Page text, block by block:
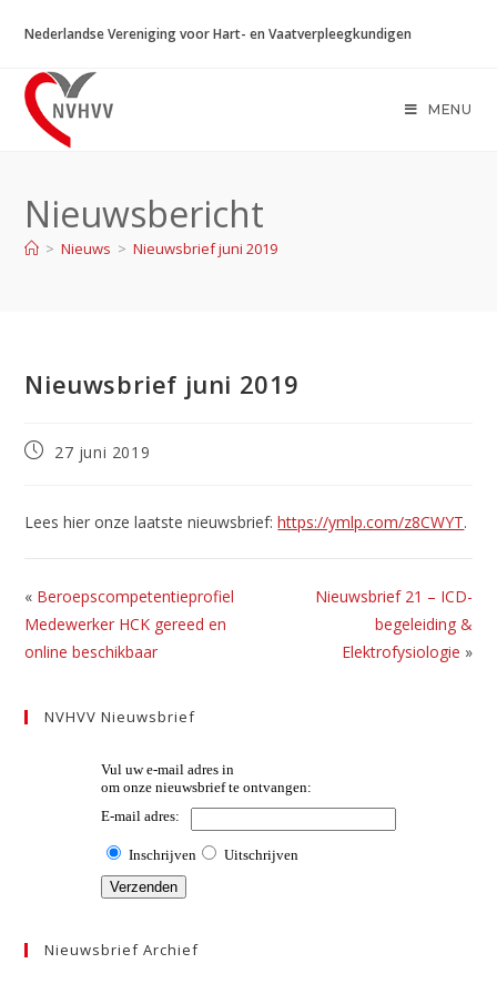
naar
inhoud
Nederlandse Vereniging voor Hart- en Vaatverpleegkundigen
MENU
Nieuwsbericht
> Nieuws > Nieuwsbrief juni 2019
Nieuwsbrief juni 2019
Bericht27 juni 2019
Lees hier onze laatste nieuwsbrief:https://ymlp.com/z8CWYT.
« Beroepscompetentieprofiel
Medewerker HCK gereed en
online beschikbaar
Nieuwsbrief 21 – ICD-
begeleiding &
Elektrofysiologie »
NVHVV Nieuwsbrief
Nieuwsbrief Archief